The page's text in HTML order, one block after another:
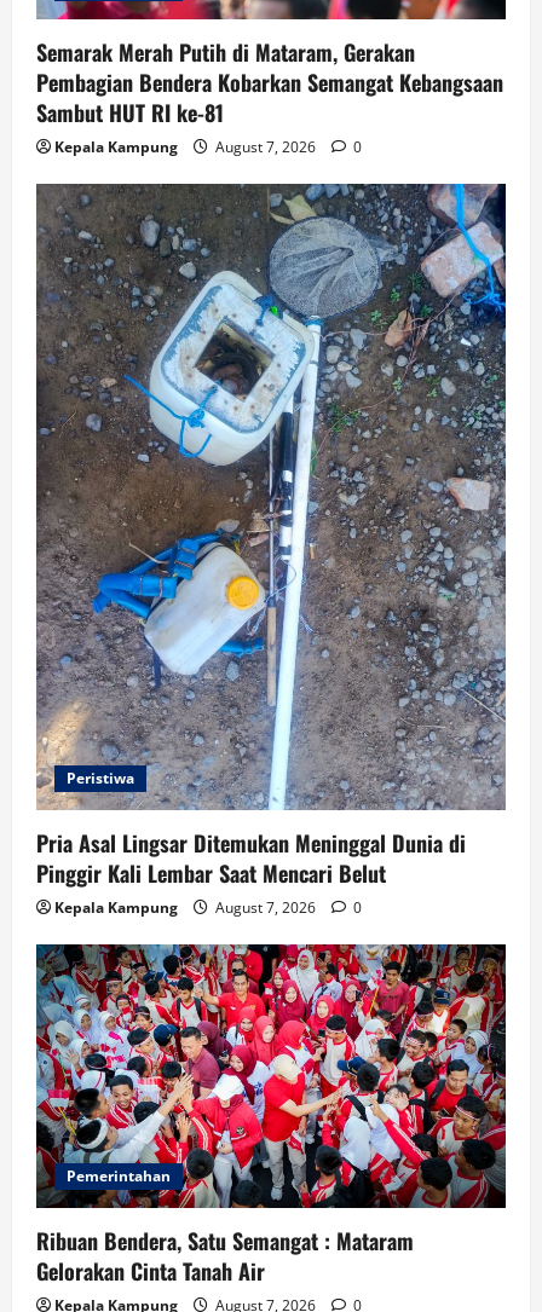
Semarak Merah Putih di Mataram, Gerakan
Pembagian Bendera Kobarkan Semangat Kebangsaan
Sambut HUT RI ke-81
Kepala Kampung August 7, 2026 0
Peristiwa
Pria Asal Lingsar Ditemukan Meninggal Dunia di
Pinggir Kali Lembar Saat Mencari Belut
Kepala Kampung August 7, 2026 0
Pemerintahan
Ribuan Bendera, Satu Semangat : Mataram
Gelorakan Cinta Tanah Air
Kepala Kampung August 7, 2026 0